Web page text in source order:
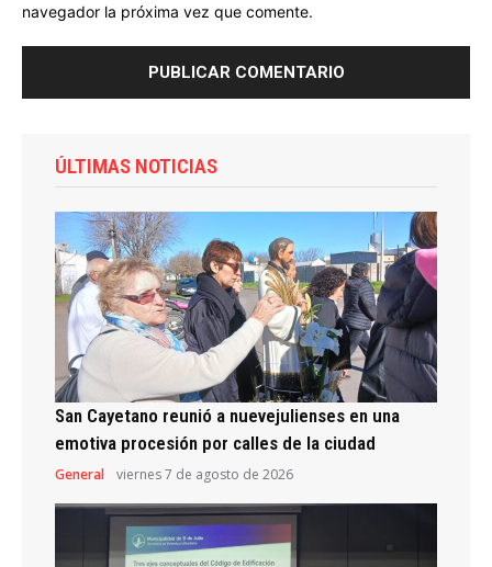
navegador la próxima vez que comente.
ÚLTIMAS NOTICIAS
San Cayetano reunió a nuevejulienses en una
emotiva procesión por calles de la ciudad
General viernes 7 de agosto de 2026